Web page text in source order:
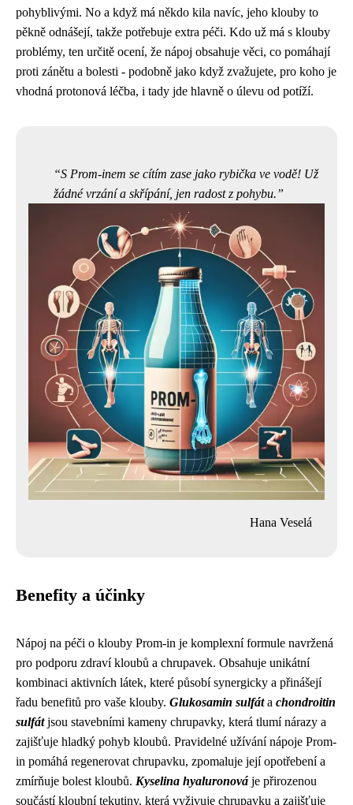
pohyblivými. No a když má někdo kila navíc, jeho klouby to
pěkně odnášejí, takže potřebuje extra péči. Kdo už má s klouby
problémy, ten určitě ocení, že nápoj obsahuje věci, co pomáhají
proti zánětu a bolesti - podobně jako když zvažujete, pro koho je
vhodná protonová léčba, i tady jde hlavně o úlevu od potíží.
S Prom-inem se cítím zase jako rybička ve vodě! Už
žádné vrzání a skřípání, jen radost z pohybu.
Hana Veselá
Benefity a účinky
Nápoj na péči o klouby Prom-in je komplexní formule navržená
pro podporu zdraví kloubů a chrupavek. Obsahuje unikátní
kombinaci aktivních látek, které působí synergicky a přinášejí
řadu benefitů pro vaše klouby. Glukosamin sulfáta chondroitin
sulfátjsou stavebními kameny chrupavky, která tlumí nárazy a
zajišťuje hladký pohyb kloubů. Pravidelné užívání nápoje Prom-
in pomáhá regenerovat chrupavku, zpomaluje její opotřebení a
zmírňuje bolest kloubů. Kyselina hyaluronová je přirozenou
součástí kloubní tekutiny, která vyživuje chrupavku a zajišťuje